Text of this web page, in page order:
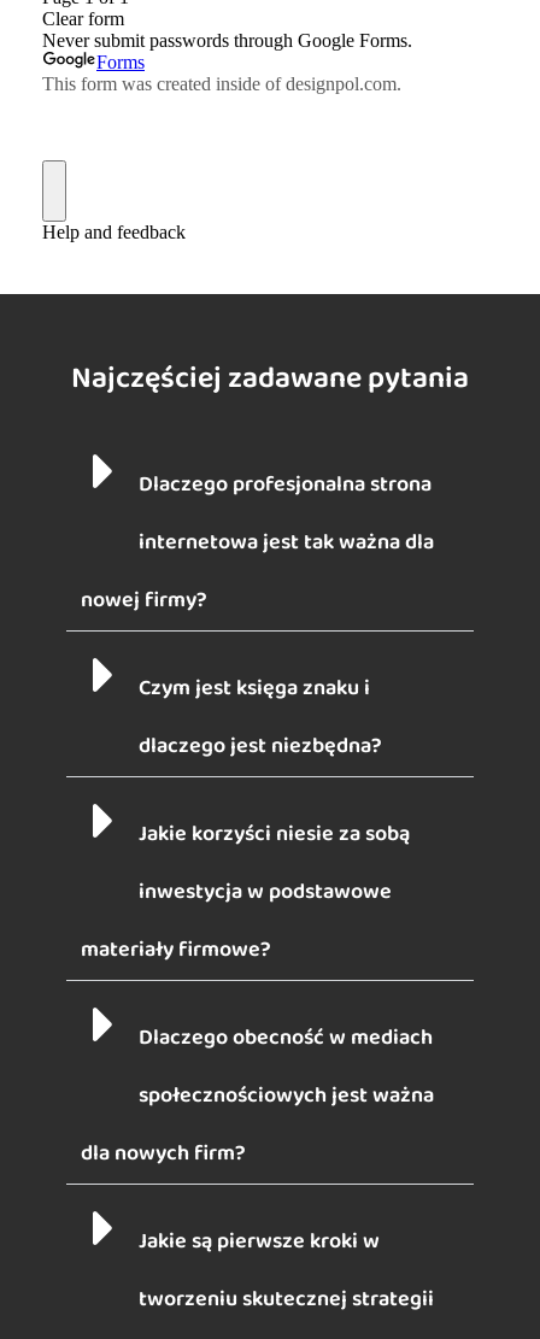
Najczęściej zadawane pytania
Dlaczego profesjonalna strona
internetowa jest tak ważna dla
nowej firmy?
Czym jest księga znaku i
dlaczego jest niezbędna?
Jakie korzyści niesie za sobą
inwestycja w podstawowe
materiały firmowe?
Dlaczego obecność w mediach
społecznościowych jest ważna
dla nowych firm?
Jakie są pierwsze kroki w
tworzeniu skutecznej strategii